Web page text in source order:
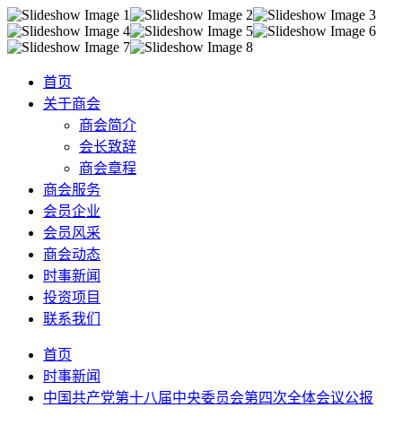
首页
关于商会
商会简介
会长致辞
商会章程
商会服务
会员企业
会员风采
商会动态
时事新闻
投资项目
联系我们
首页
时事新闻
中国共产党第十八届中央委员会第四次全体会议公报